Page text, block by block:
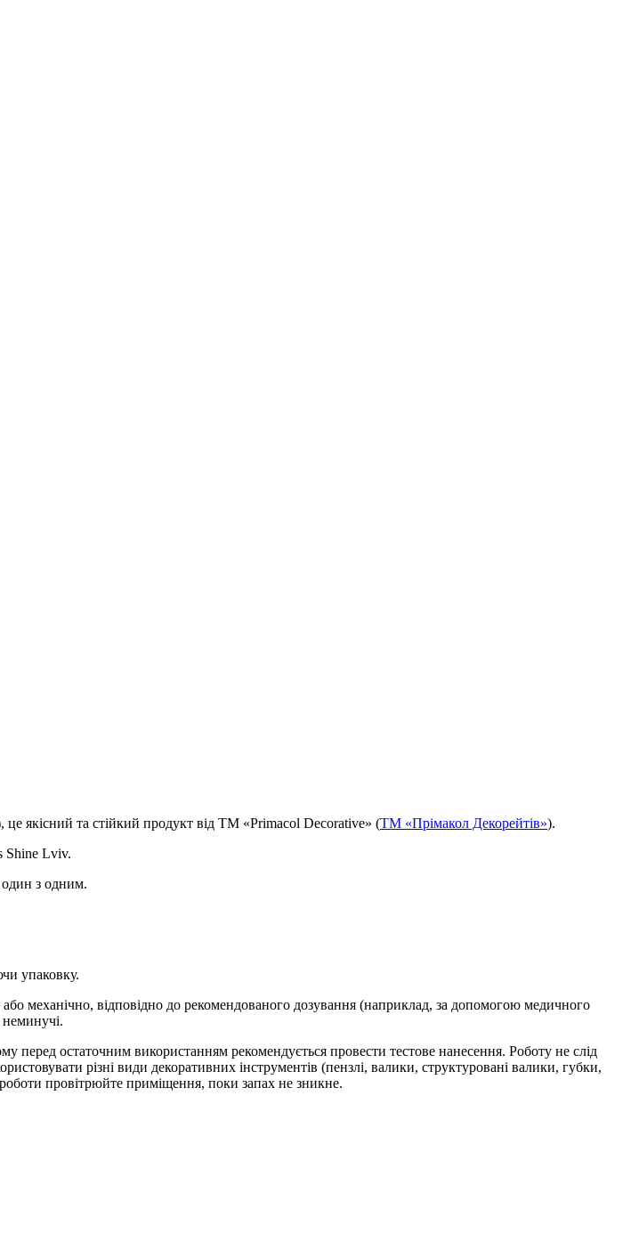
якісний та стійкий продукт від ТМ «Primacol Decorative» (ТМ «Прімакол Декорейтів»).
Shine Lviv.
один з одним.
упаковку.
механічно, відповідно до рекомендованого дозування (наприклад, за допомогою медичного
перед остаточним використанням рекомендується провести тестове нанесення. Роботу не слід
різні види декоративних інструментів (пензлі, валики, структуровані валики, губки,
провітрюйте приміщення, поки запах не зникне.